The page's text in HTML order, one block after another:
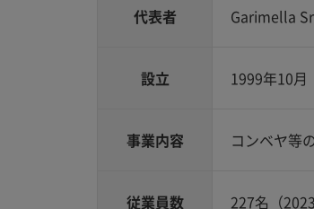
代表者 Garimella
設立 1999年10月
事業内容 コンベヤ等
従業員数 227名（